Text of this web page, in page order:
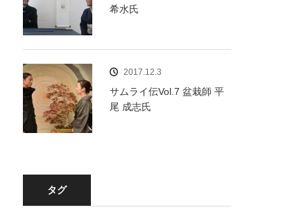
希水氏
2017.12.3
サムライ伝Vol.7 盆栽師 平
尾 成志氏
タグ